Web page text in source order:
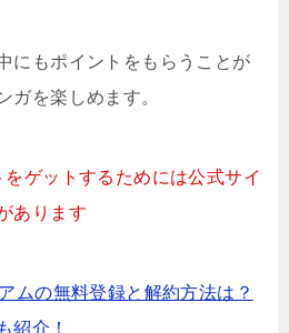
にもポイントをもらうことが
ガを楽しめます。
ゲットするためには公式サイ
あります
ムの無料登録と解約方法は？
紹介！